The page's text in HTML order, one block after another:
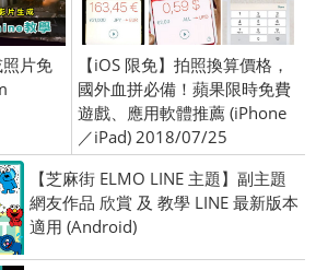
照片免
【iOS 限免】拍照換算價格，
國外血拼必備！蘋果限時免費
遊戲、應用軟體推薦 (iPhone
／iPad) 2018/07/25
【芝麻街 ELMO LINE 主題】副主題
網友作品 欣賞 及 教學 LINE 最新版本
適用 (Android)